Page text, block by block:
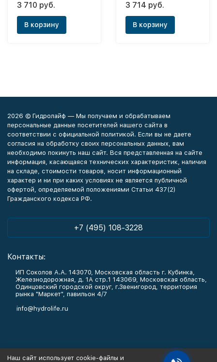
3 710 руб.
В корзину
3 714 руб.
В корзину
2026 © Гидролайф — Мы получаем и обрабатываем
персональные данные посетителей нашего сайта в
соответствии с официальной политикой. Если вы не даете
согласия на обработку своих персональных данных, вам
необходимо покинуть наш сайт. Вся представленная на сайте
информация, касающаяся технических характеристик, наличия
на складе, стоимости товаров, носит информационный
характер и ни при каких условиях не является публичной
офертой, определяемой положениями Статьи 437(2)
Гражданского кодекса РФ.
+7 (495) 108-3228
Контакты:
ИП Соколов А.А. 143070, Московская область г. Кубинка,
Железнодорожная, д. 1А стр.1 143069, Московская область,
Одинцовский городской округ, г.Звенигород, территория
рынка "Маркет", павильон 4/7
info@hydrolife.ru
Наш сайт использует cookie-файлы и